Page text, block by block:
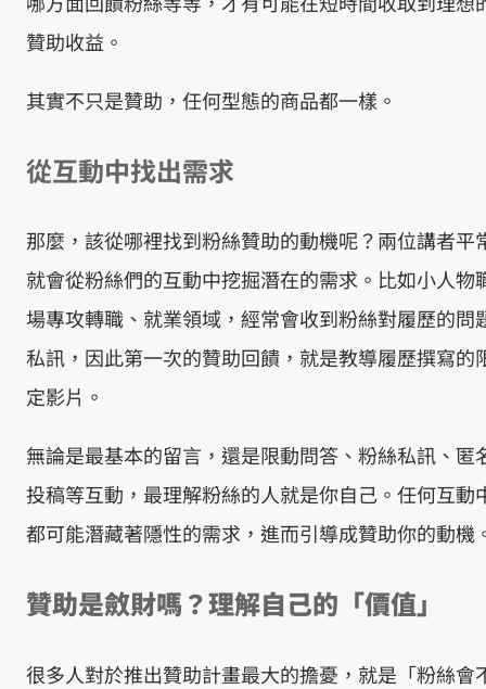
贊助收益。
其實不只是贊助，任何型態的商品都一樣。
從互動中找出需求
那麼，該從哪裡找到粉絲贊助的動機呢？兩位講者平
就會從粉絲們的互動中挖掘潛在的需求。比如小人物
場專攻轉職、就業領域，經常會收到粉絲對履歷的問
私訊，因此第一次的贊助回饋，就是教導履歷撰寫的
定影片。
無論是最基本的留言，還是限動問答、粉絲私訊、匿
投稿等互動，最理解粉絲的人就是你自己。任何互動
都可能潛藏著隱性的需求，進而引導成贊助你的動機
贊助是斂財嗎？理解自己的「價值」
很多人對於推出贊助計畫最大的擔憂，就是「粉絲會